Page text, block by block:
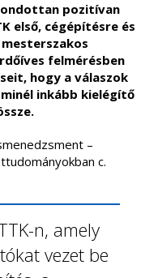
pozitívan
első, cégépítésre és
felmérésben
hogy a válaszok
inkább kielégítő
–
c.
n, amely
vezet be